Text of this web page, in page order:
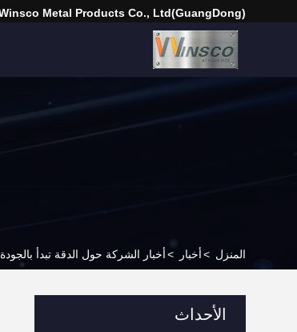
(GuangDong)Foshan Winsco Metal Products Co., Ltd.
المنزل >أخبار >أخبار الشركة حول الدقة تبدأ بالجودة.
الأحداث